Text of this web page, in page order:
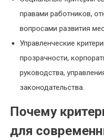
правами работников,
вопросами развития
Управленческие
прозрачности,
руководства,
законодательства.
Почему
для